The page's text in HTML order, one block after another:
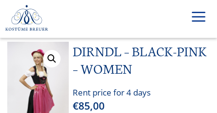
content
Menu
DIRNDL – BLACK-PINK
– WOMEN
Rent price for 4 days
€85,00